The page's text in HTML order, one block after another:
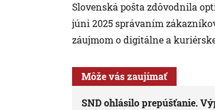
Slovenská pošta zdôvodnila
júni 2025 správaním
záujmom o digitálne a
Môže vás zaujímať
SND ohlásilo prepúšťanie.